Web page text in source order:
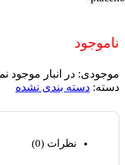
ناموجود
موجودی: در انبار موجود
دسته: دسته بندی نشده
نظرات (0)